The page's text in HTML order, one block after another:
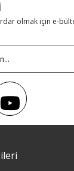
olmak için e-